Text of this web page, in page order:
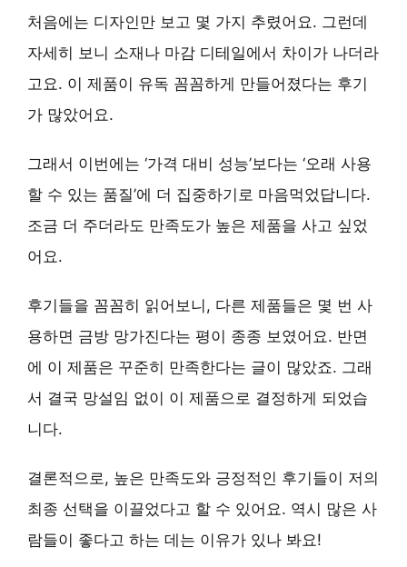
처음에는 디자인만 보고 몇 가지 추렸어요. 그런데
자세히 보니 소재나 마감 디테일에서 차이가 나더라
고요. 이 제품이 유독 꼼꼼하게 만들어졌다는 후기
가 많았어요.
그래서 이번에는 ‘가격 대비 성능’보다는 ‘오래 사용
할 수 있는 품질’에 더 집중하기로 마음먹었답니다.
조금 더 주더라도 만족도가 높은 제품을 사고 싶었
어요.
후기들을 꼼꼼히 읽어보니, 다른 제품들은 몇 번 사
용하면 금방 망가진다는 평이 종종 보였어요. 반면
에 이 제품은 꾸준히 만족한다는 글이 많았죠. 그래
서 결국 망설임 없이 이 제품으로 결정하게 되었습
니다.
결론적으로, 높은 만족도와 긍정적인 후기들이 저의
최종 선택을 이끌었다고 할 수 있어요. 역시 많은 사
람들이 좋다고 하는 데는 이유가 있나 봐요!